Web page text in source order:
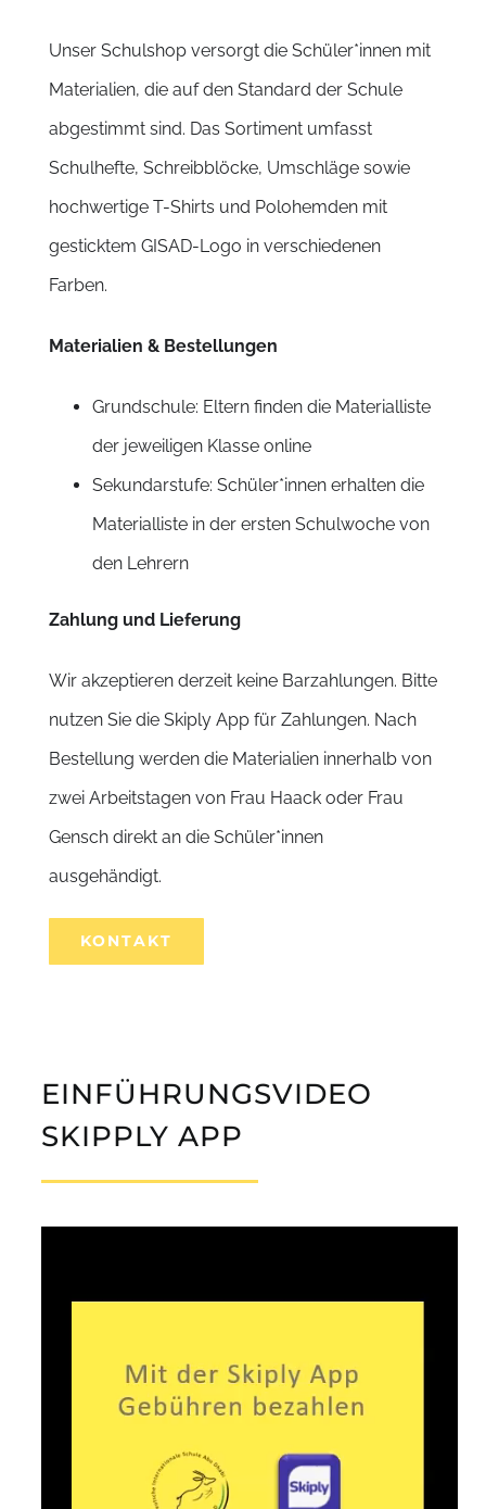
Unser Schulshop versorgt die Schüler*innen mit
Materialien, die auf den Standard der Schule
abgestimmt sind. Das Sortiment umfasst
Schulhefte, Schreibblöcke, Umschläge sowie
hochwertige T-Shirts und Polohemden mit
gesticktem GISAD-Logo in verschiedenen
Farben.
Materialien & Bestellungen
Grundschule: Eltern finden die Materialliste
der jeweiligen Klasse online
Sekundarstufe: Schüler*innen erhalten die
Materialliste in der ersten Schulwoche von
den Lehrern
Zahlung und Lieferung
Wir akzeptieren derzeit keine Barzahlungen. Bitte
nutzen Sie die Skiply App für Zahlungen. Nach
Bestellung werden die Materialien innerhalb von
zwei Arbeitstagen von Frau Haack oder Frau
Gensch direkt an die Schüler*innen
ausgehändigt.
KONTAKT
EINFÜHRUNGSVIDEO
SKIPPLY APP